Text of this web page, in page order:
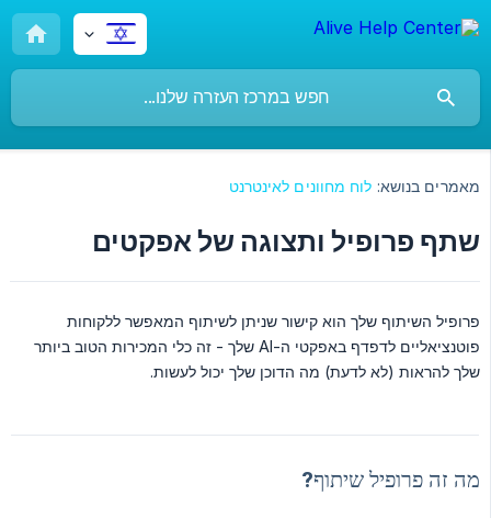
מאמרים בנושא: לוח מחוונים לאינטרנט
שתף פרופיל ותצוגה של אפקטים
פרופיל השיתוף שלך הוא קישור שניתן לשיתוף המאפשר ללקוחות
פוטנציאליים לדפדף באפקטי ה-AI שלך - זה כלי המכירות הטוב ביותר
שלך להראות (לא לדעת) מה הדוכן שלך יכול לעשות.
מה זה פרופיל שיתוף?